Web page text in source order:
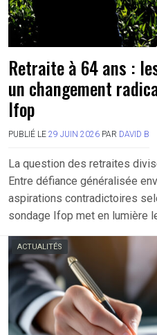
Retraite à 64 ans :
un changement
Ifop
PUBLIÉ LE 29 JUIN 2026 PAR DAVID B
La question des retraites
Entre défiance généralisée
aspirations contradictoires
sondage Ifop met en lumière
ACTUALITÉS